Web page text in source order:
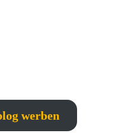
werben